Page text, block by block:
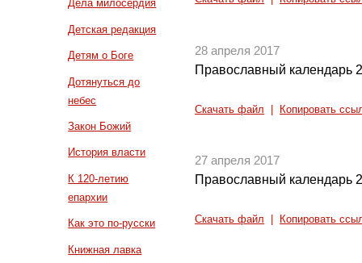
Дела милосердия
Детская редакция
Детям о Боге
Дотянуться до
небес
Закон Божий
История власти
К 120-летию
епархии
Как это по-русски
Книжная лавка
28 апреля 2017
Православный календарь
Скачать файл Копировать
27 апреля 2017
Православный календарь
Скачать файл Копировать